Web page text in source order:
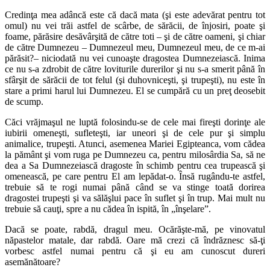
Credinţa mea adâncă este că dacă mata (şi este adevărat pentru tot
omul) nu vei trăi astfel de scârbe, de sărăcii, de înjosiri, poate şi
foame, părăsire desăvârşită de către toti – şi de către oameni, şi chiar
de către Dumnezeu – Dumnezeul meu, Dumnezeul meu, de ce m-ai
părăsit?– niciodată nu vei cunoaşte dragostea Dumnezeiască. Inima
ce nu s-a zdrobit de către loviturile durerilor şi nu s-a smerit până în
sfârşit de sărăcii de tot felul (şi duhovniceşti, şi trupeşti), nu este în
stare a primi harul lui Dumnezeu. El se cumpără cu un preţ deosebit
de scump.
Căci vrăjmaşul ne luptă folosindu-se de cele mai fireşti dorinţe ale
iubirii omeneşti, sufleteşti, iar uneori şi de cele pur şi simplu
animalice, trupeşti. Atunci, asemenea Mariei Egipteanca, vom cădea
la pământ şi vom ruga pe Dumnezeu ca, pentru milosârdia Sa, să ne
dea a Sa Dumnezeiască dragoste în schimb pentru cea trupească şi
omenească, pe care pentru El am lepădat-o. Însă rugându-te astfel,
trebuie să te rogi numai până când se va stinge toată dorirea
dragostei trupeşti şi va sălăşlui pace în suflet şi în trup. Mai mult nu
trebuie să cauţi, spre a nu cădea în ispită, în „înşelare”.
Dacă se poate, rabdă, dragul meu. Ocărăşte-mă, pe vinovatul
năpastelor matale, dar rabdă. Oare mă crezi că îndrăznesc să-ţi
vorbesc astfel numai pentru că şi eu am cunoscut dureri
asemănătoare?